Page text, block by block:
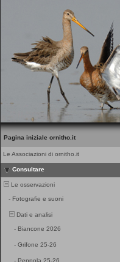
Pagina iniziale ornitho.it
Le Associazioni di ornitho.it
Consultare
Le osservazioni
- Fotografie e suoni
Dati e analisi
- Biancone 2026
- Grifone 25-26
- Peppola 25-26